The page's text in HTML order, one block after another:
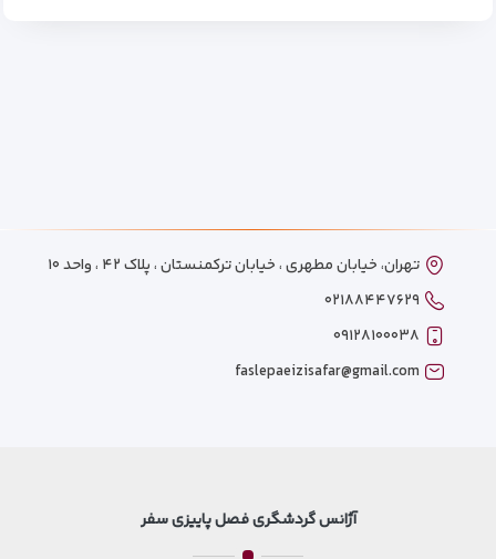
تهران، خیابان مطهری ، خیابان ترکمنستان ، پلاک ۴۲ ، واحد ۱۰
۰۲۱۸۸۴۴۷۶۲۹
۰۹۱۲۸۱۰۰۰۳۸
faslepaeizisafar@gmail.com
آژانس گردشگری فصل پاییزی سفر